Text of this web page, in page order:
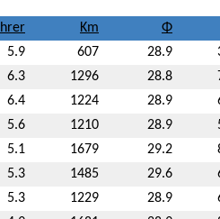
5.9 607 28.9
6.3 1296 28.8
6.4 1224 28.9
5.6 1210 28.9
5.1 1679 29.2
5.3 1485 29.6
5.3 1229 28.9